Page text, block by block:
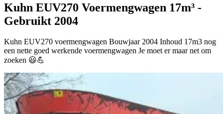
Kuhn EUV270 Voermengwagen 17m³ -
Gebruikt 2004
Kuhn EUV270 voermengwagen Bouwjaar 2004 Inhoud 17m3 nog
een nette goed werkende voermengwagen Je moet er maar net om
zoeken 😃💪